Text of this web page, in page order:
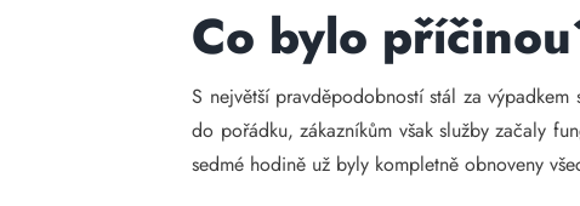
Co bylo
S největší pravděpodobností stál za
do pořádku, zákazníkům však služby začaly
sedmé hodině už byly kompletně obnoveny